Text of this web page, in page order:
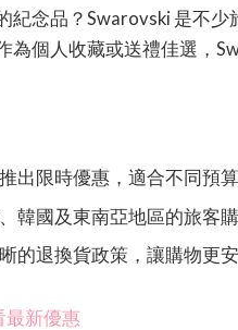
紀念品？Swarovski 是不
為個人收藏或送禮佳選，
出限時優惠，適合不同預算
韓國及東南亞地區的旅客
的退換貨政策，讓購物更安
最新優惠